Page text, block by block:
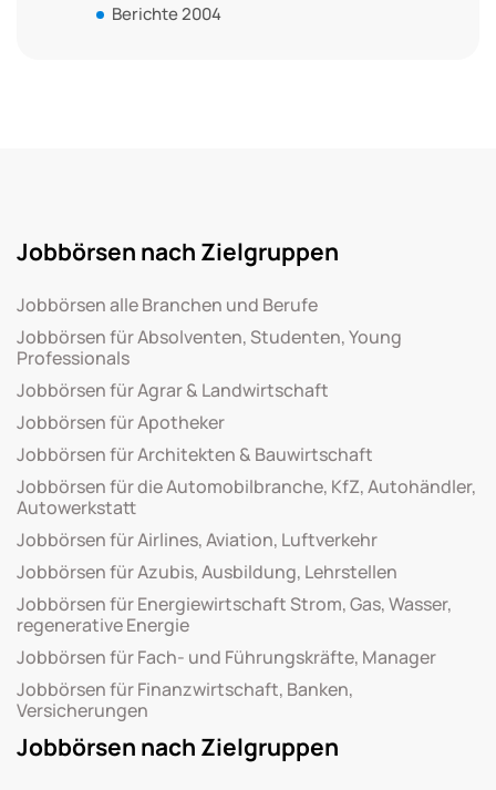
Berichte 2004
Jobbörsen nach Zielgruppen
Jobbörsen alle Branchen und Berufe
Jobbörsen für Absolventen, Studenten, Young
Professionals
Jobbörsen für Agrar & Landwirtschaft
Jobbörsen für Apotheker
Jobbörsen für Architekten & Bauwirtschaft
Jobbörsen für die Automobilbranche, KfZ, Autohändler,
Autowerkstatt
Jobbörsen für Airlines, Aviation, Luftverkehr
Jobbörsen für Azubis, Ausbildung, Lehrstellen
Jobbörsen für Energiewirtschaft Strom, Gas, Wasser,
regenerative Energie
Jobbörsen für Fach- und Führungskräfte, Manager
Jobbörsen für Finanzwirtschaft, Banken,
Versicherungen
Jobbörsen nach Zielgruppen